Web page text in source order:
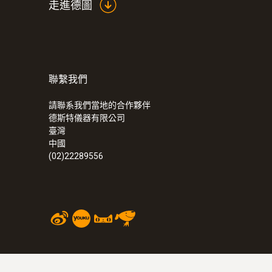
:0632 3000 70
走進德圖
聯繫我們
請聯系我們當地的合作夥伴
德斯特儀器有限公司
臺灣
中國
(02)22289556